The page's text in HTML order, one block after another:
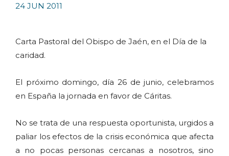
24 JUN 2011
Carta Pastoral del Obispo de Jaén, en el Día de la
caridad.
El próximo domingo, día 26 de junio, celebramos
en España la jornada en favor de Cáritas.
No se trata de una respuesta oportunista, urgidos a
paliar los efectos de la crisis económica que afecta
a no pocas personas cercanas a nosotros, sino